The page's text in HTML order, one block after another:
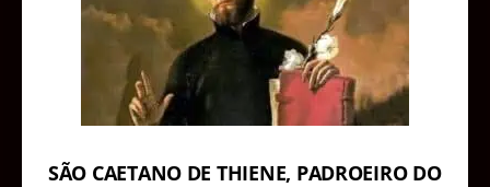
SÃO CAETANO DE THIENE, PADROEIRO DO